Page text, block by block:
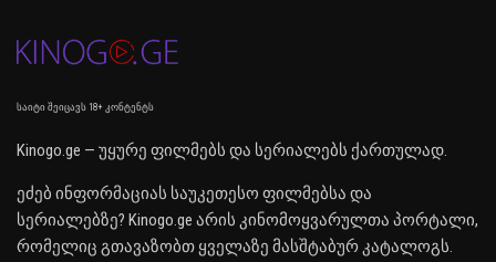
საიტი შეიცავს 18+ კონტენტს
Kinogo.ge — უყურე ფილმებს და სერიალებს ქართულად.
ეძებ ინფორმაციას საუკეთესო ფილმებსა და
სერიალებზე? Kinogo.ge არის კინომოყვარულთა პორტალი,
რომელიც გთავაზობთ ყველაზე მასშტაბურ კატალოგს.